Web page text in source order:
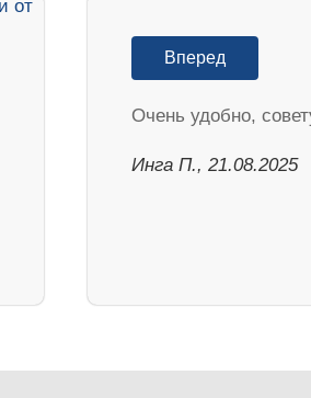
Вперед
Очень удобно,
Инга П., 21.08.2025